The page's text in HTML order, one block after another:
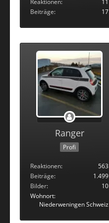
Beiträge
17
Ranger
Profi
Reaktionen
563
Beiträge
1.499
Bilder
10
Wohnort
Niederweningen Schweiz